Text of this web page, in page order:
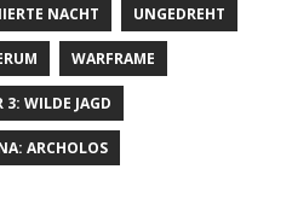
NACHT UNGEDREHT
WARFRAME
3: WILDE JAGD
ARCHOLOS